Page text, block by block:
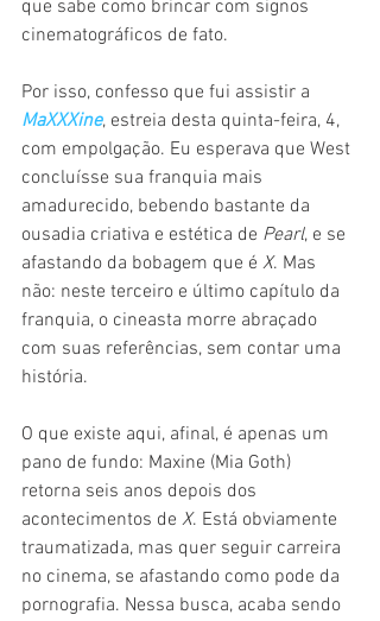
que sabe como brincar com signos
cinematográficos de fato.
Por isso, confesso que fui assistir a
MaXXXine, estreia desta quinta-feira, 4,
com empolgação. Eu esperava que West
concluísse sua franquia mais
amadurecido, bebendo bastante da
ousadia criativa e estética de Pearl, e se
afastando da bobagem que é X. Mas
não: neste terceiro e último capítulo da
franquia, o cineasta morre abraçado
com suas referências, sem contar uma
história.
O que existe aqui, afinal, é apenas um
pano de fundo: Maxine (Mia Goth)
retorna seis anos depois dos
acontecimentos de X. Está obviamente
traumatizada, mas quer seguir carreira
no cinema, se afastando como pode da
pornografia. Nessa busca, acaba sendo